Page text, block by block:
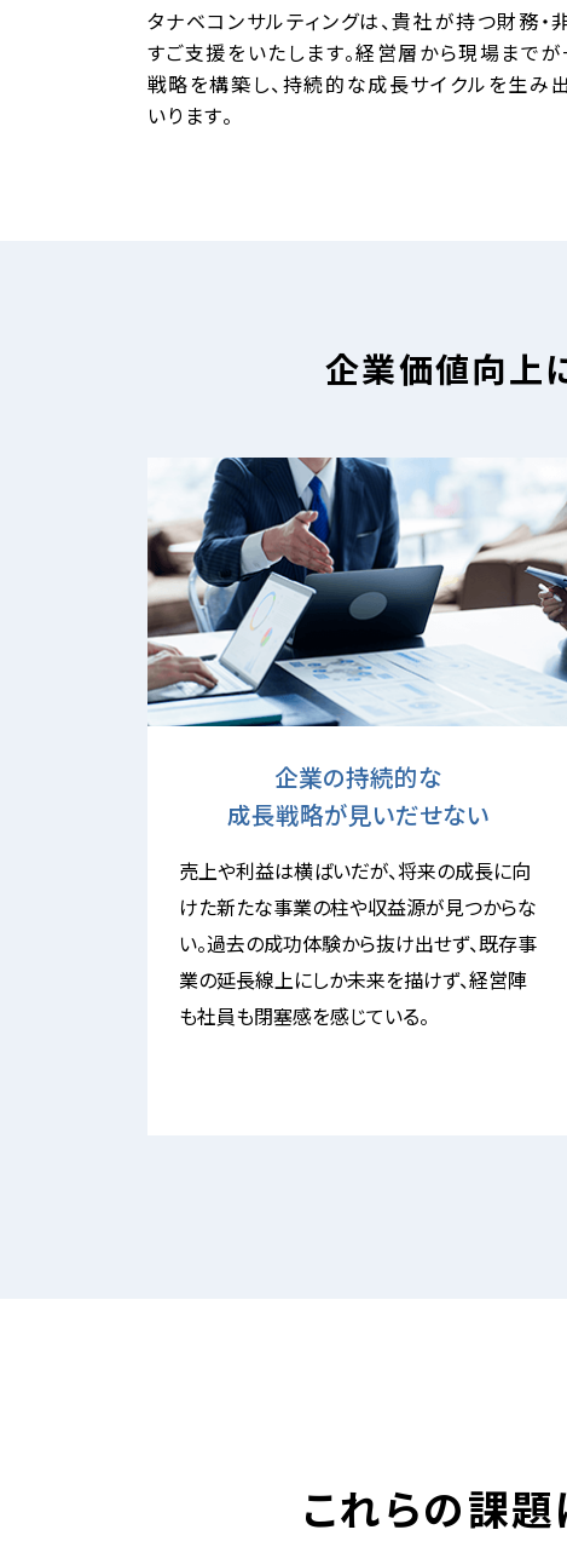
タナベコンサルティングは、貴社が持つ財務
すご支援をいたします。経営層から現場まで
戦略を構築し、持続的な成長サイクルを生み
いります。
企業価値向上
企業の持続的な
成長戦略が見いだせない
売上や利益は横ばいだが、将来の成長に向
けた新たな事業の柱や収益源が見つからな
い。過去の成功体験から抜け出せず、既存事
業の延長線上にしか未来を描けず、経営陣
も社員も閉塞感を感じている。
これらの課